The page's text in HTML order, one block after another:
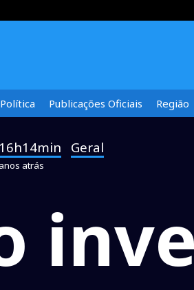
Política Publicações Oficiais Região
Geral
atrás